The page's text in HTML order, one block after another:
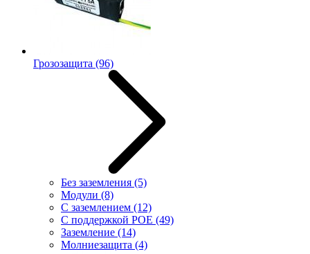
Грозозащита (96)
Без заземления (5)
Модули (8)
С заземлением (12)
С поддержкой POE (49)
Заземление (14)
Молниезащита (4)